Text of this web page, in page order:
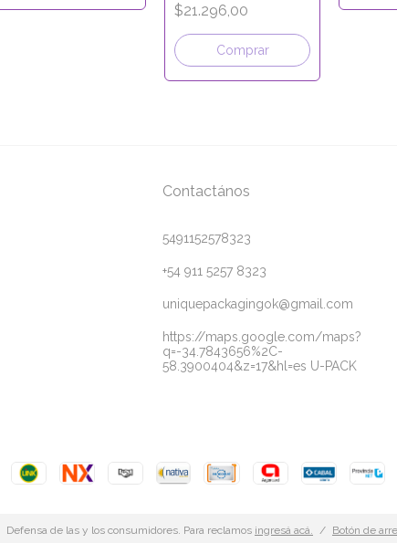
$21.296,00
Comprar
Contactános
5491152578323
+54 911 5257 8323
uniquepackagingok@gmail.com
https://maps.google.com/maps?
q=-34.7843656%2C-
58.3900404&z=17&hl=es U-PACK
Defensa de las y los consumidores. Para reclamos ingresá acá. / Botón de